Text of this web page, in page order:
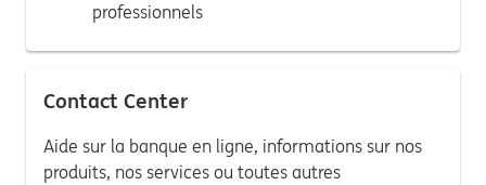
professionnels
Contact Center
Aide sur la banque en ligne, informations sur nos
produits, nos services ou toutes autres